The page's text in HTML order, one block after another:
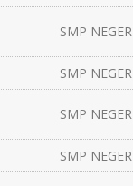
SMP
SMP
SMP
SMP